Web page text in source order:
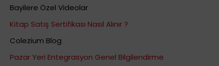
Bayilere Özel Videolar
Kitap Satış Sertifikası Nasıl Alınır ?
Colezium Blog
Pazar Yeri Entegrasyon Genel Bilgilendirme